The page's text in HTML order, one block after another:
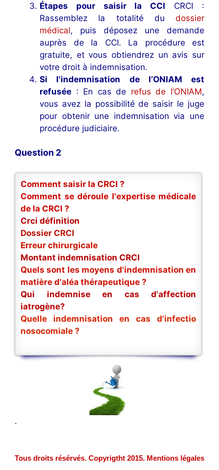
Étapes pour saisir la CCI CRCI :
Rassemblez la totalité du dossier
médical, puis déposez une demande
auprès de la CCI. La procédure est
gratuite, et vous obtiendrez un avis sur
votre droit à indemnisation.
Si l'indemnisation de l’ONIAM est
refusée : En cas de refus de l’ONIAM,
vous avez la possibilité de saisir le juge
pour obtenir une indemnisation via une
procédure judiciaire.
Question 2
Comment saisir la CRCI ?
Comment se déroule l'expertise médicale
de la CRCI ?
Crci définition
Dossier CRCI
Erreur chirurgicale
Montant indemnisation CRCI
Quels sont les moyens d'indemnisation en
matière d'aléa thérapeutique ?
Qui indemnise en cas d'affection
iatrogène?
Quelle indemnisation en cas d'infectio
nosocomiale ?
.
Tous droits résérvés. Copyrigtht 2015. Mentions légales